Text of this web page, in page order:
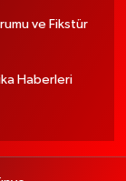
ve Fikstür
Haberleri